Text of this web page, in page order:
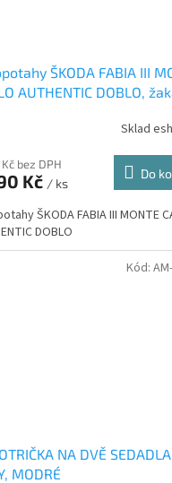
ŠKODA FABIA III
AUTHENTIC DOBLO,
Sklad
bez DPH
Kč / ks
Do
ŠKODA FABIA III MONTE
DOBLO
NA DVĚ
MODRÉ
Kód: